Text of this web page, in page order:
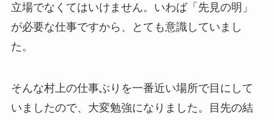
立場でなくてはいけません。いわば「先見の明」
が必要な仕事ですから、とても意識していまし
た。
そんな村上の仕事ぶりを一番近い場所で目にして
いましたので、大変勉強になりました。目先の結